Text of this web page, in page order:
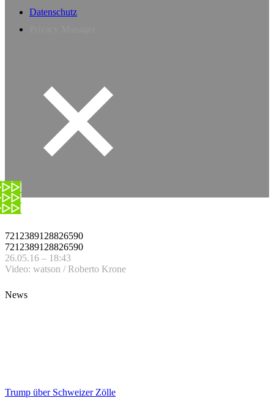
Datenschutz
7212389128826590
7212389128826590
26.05.16 – 18:43
Video: watson / Roberto Krone
News
Trump über Schweizer Zölle